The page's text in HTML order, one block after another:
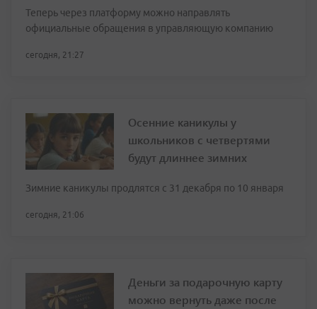
Теперь через платформу можно направлять
официальные обращения в управляющую компанию
сегодня, 21:27
Осенние каникулы у
школьников с четвертями
будут длиннее зимних
Зимние каникулы продлятся с 31 декабря по 10 января
сегодня, 21:06
Деньги за подарочную карту
можно вернуть даже после